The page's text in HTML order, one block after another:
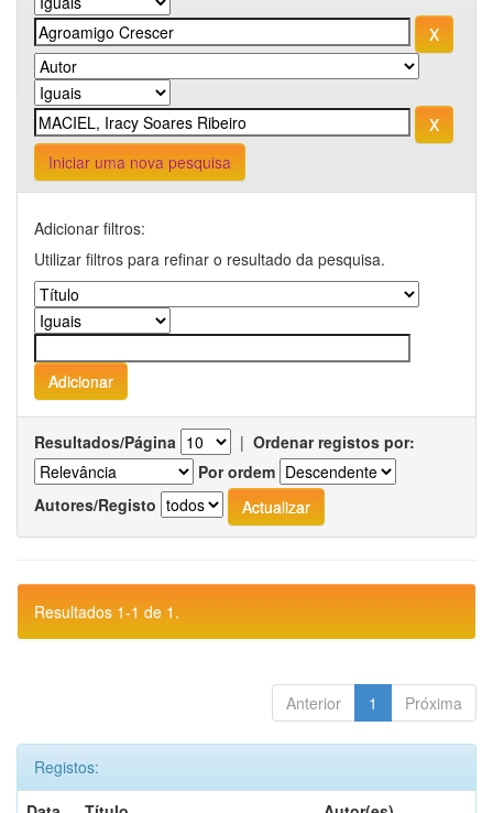
Iniciar uma nova pesquisa
Adicionar filtros:
Utilizar filtros para refinar o resultado da pesquisa.
Resultados/Página | Ordenar registos por:
Por ordem
Autores/Registo
Resultados 1-1 de 1.
Anterior 1 Próxima
Registos: